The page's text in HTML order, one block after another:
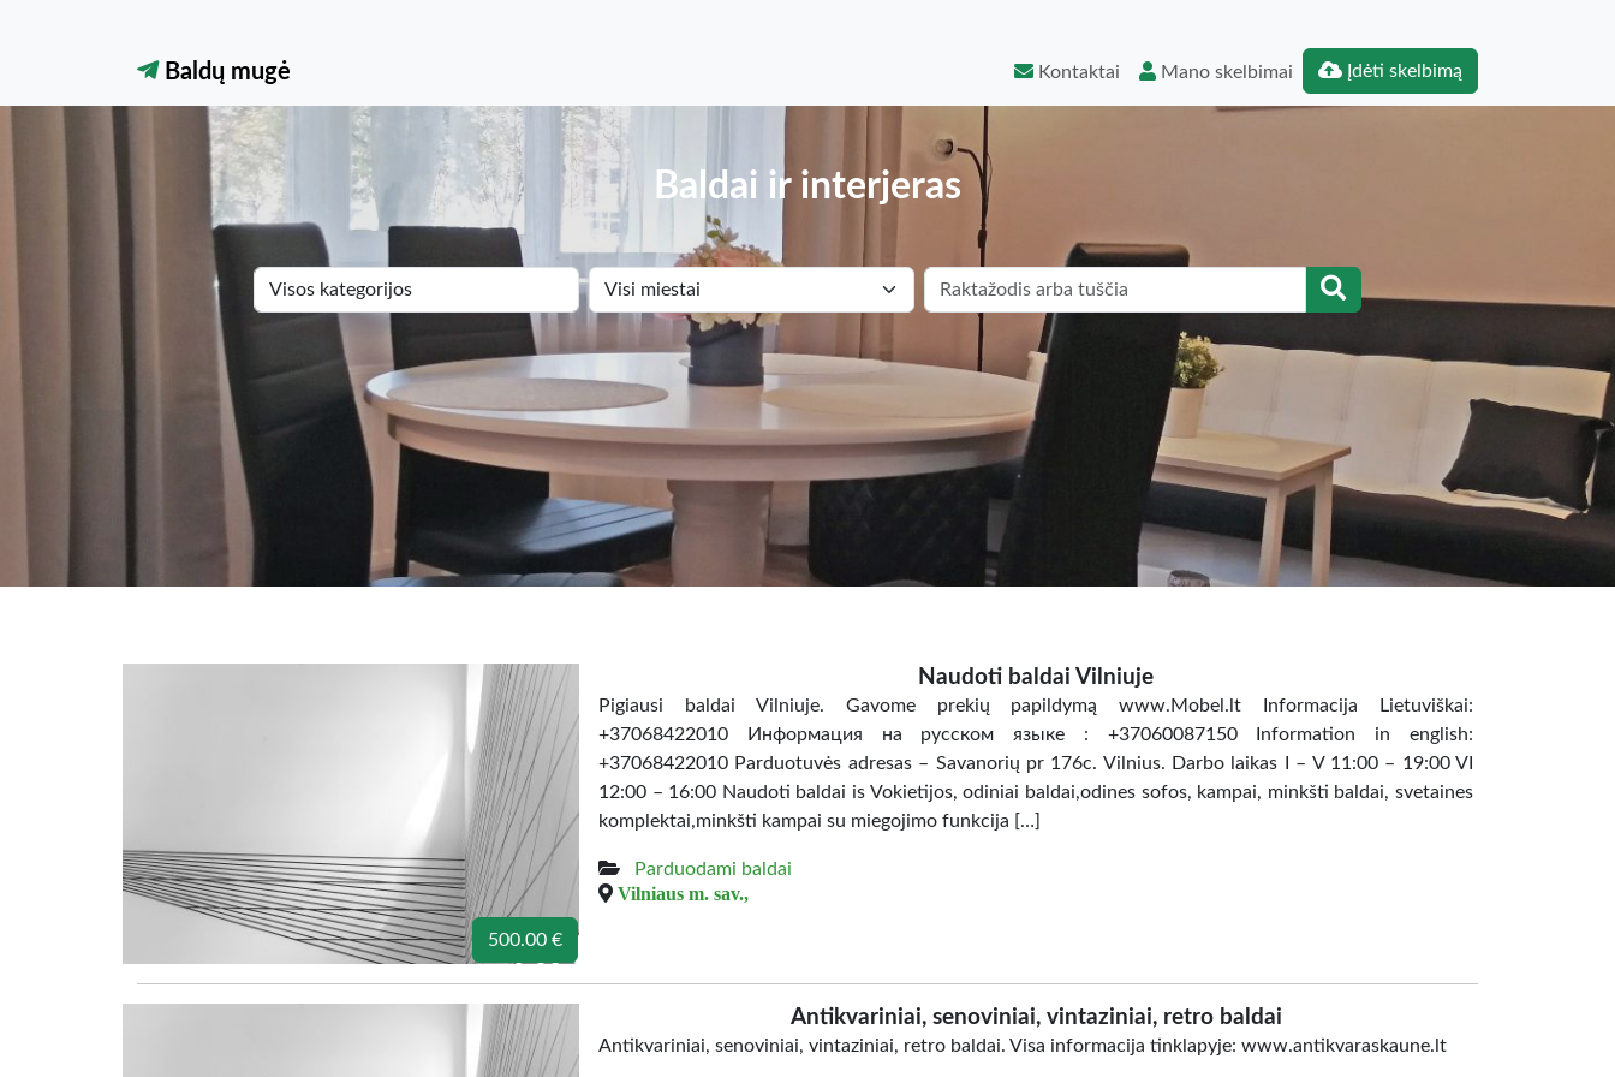
Baldų mugė Kontaktai Mano skelbimai Įdėti skelbimą
Baldai ir interjeras
500.00 €
Naudoti baldai Vilniuje
Pigiausi baldai Vilniuje. Gavome prekių papildymą www.Mobel.lt Informacija Lietuviškai:
+37068422010 Информация на русском языке : +37060087150 Information in english:
+37068422010 Parduotuvės adresas – Savanorių pr 176c. Vilnius. Darbo laikas I – V 11:00 – 19:00 VI
12:00 – 16:00 Naudoti baldai is Vokietijos, odiniai baldai,odines sofos, kampai, minkšti baldai, svetaines
komplektai,minkšti kampai su miegojimo funkcija […]
Parduodami baldai
Vilniaus m. sav.,
Antikvariniai, senoviniai, vintaziniai, retro baldai
Antikvariniai, senoviniai, vintaziniai, retro baldai. Visa informacija tinklapyje: www.antikvaraskaune.lt